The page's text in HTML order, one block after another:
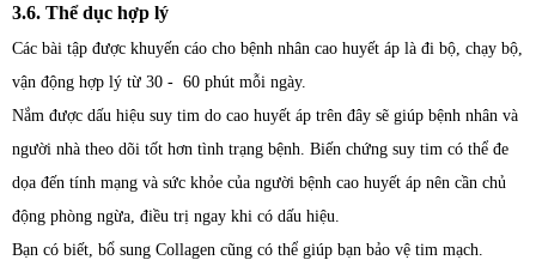
3.6. Thể dục hợp lý
Các bài tập được khuyến cáo cho bệnh nhân cao huyết áp là đi bộ, chạy bộ,
vận động hợp lý từ 30 - 60 phút mỗi ngày.
Nắm được dấu hiệu suy tim do cao huyết áp trên đây sẽ giúp bệnh nhân và
người nhà theo dõi tốt hơn tình trạng bệnh. Biến chứng suy tim có thể đe
dọa đến tính mạng và sức khỏe của người bệnh cao huyết áp nên cần chủ
động phòng ngừa, điều trị ngay khi có dấu hiệu.
Bạn có biết, bổ sung Collagen cũng có thể giúp bạn bảo vệ tim mạch.